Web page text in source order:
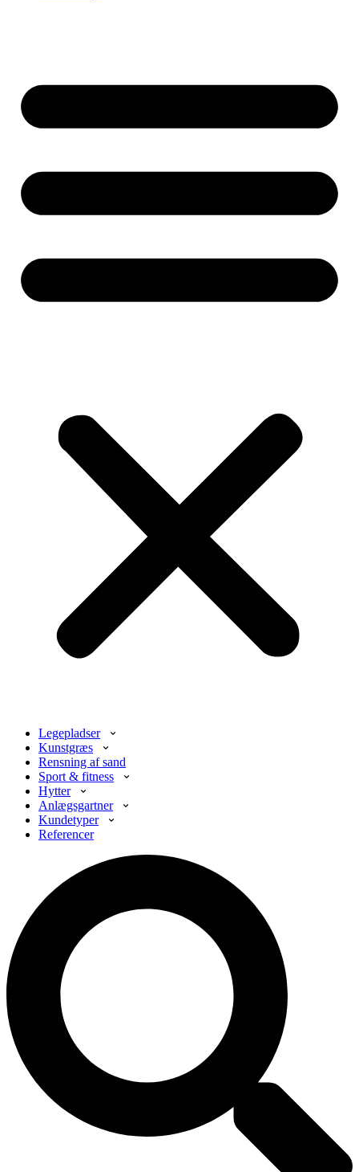
Legepladser
Kunstgræs
Rensning af sand
Sport & fitness
Hytter
Anlægsgartner
Kundetyper
Referencer